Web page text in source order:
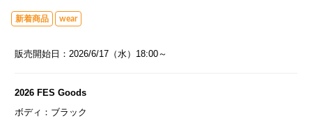
新着商品 wear
販売開始日：2026/6/17（水）18:00～
2026 FES Goods
ボディ：ブラック